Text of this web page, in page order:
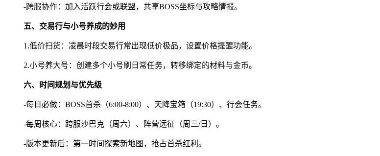
-跨服协作：加入活跃行会或联盟，共享BOSS坐标与攻略情报。
五、交易行与小号养成的妙用
1.低价扫货：凌晨时段交易行常出现低价极品，设置价格提醒功能。
2.小号养大号：创建多个小号刷日常任务，转移绑定的材料与金币。
六、时间规划与优先级
-每日必做：BOSS首杀（6:00-8:00）、天降宝箱（19:30）、行会任务。
-每周核心：跨服沙巴克（周六）、阵营远征（周三/日）。
-版本更新后：第一时间探索新地图，抢占首杀红利。